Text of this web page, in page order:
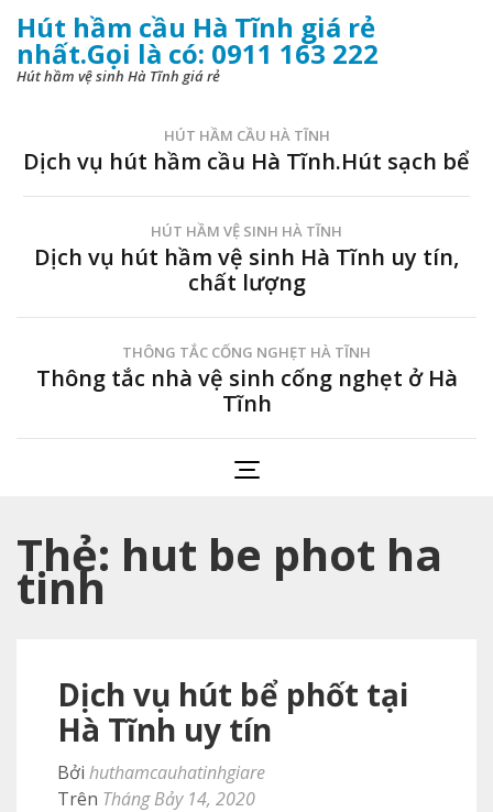
Hút hầm cầu Hà Tĩnh giá rẻ
nhất.Gọi là có: 0911 163 222
Hút hầm vệ sinh Hà Tĩnh giá rẻ
HÚT HẦM CẦU HÀ TĨNH
Dịch vụ hút hầm cầu Hà Tĩnh.Hút sạch bể
HÚT HẦM VỆ SINH HÀ TĨNH
Dịch vụ hút hầm vệ sinh Hà Tĩnh uy tín,
chất lượng
THÔNG TẮC CỐNG NGHẸT HÀ TĨNH
Thông tắc nhà vệ sinh cống nghẹt ở Hà
Tĩnh
Thẻ: hut be phot ha
tinh
Dịch vụ hút bể phốt tại
Hà Tĩnh uy tín
Bởi huthamcauhatinhgiare
Trên Tháng Bảy 14, 2020